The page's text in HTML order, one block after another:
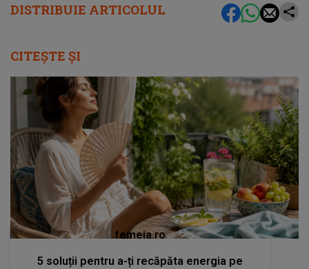
DISTRIBUIE ARTICOLUL
CITEȘTE ȘI
femeia.ro
5 soluții pentru a-ți recăpăta energia pe